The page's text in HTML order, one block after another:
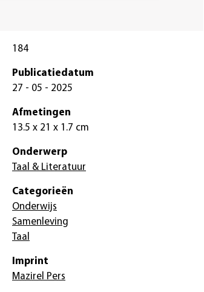
184
Publicatiedatum
27 - 05 - 2025
Afmetingen
13.5 x 21 x 1.7 cm
Onderwerp
Taal & Literatuur
Categorieën
Onderwijs
Samenleving
Taal
Imprint
Mazirel Pers